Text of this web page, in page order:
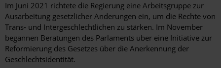
Im Juni 2021 richtete die Regierung eine Arbeitsgruppe zur
Ausarbeitung gesetzlicher Änderungen ein, um die Rechte von
Trans- und Intergeschlechtlichen zu stärken. Im November
begannen Beratungen des Parlaments über eine Initiative zur
Reformierung des Gesetzes über die Anerkennung der
Geschlechtsidentität.